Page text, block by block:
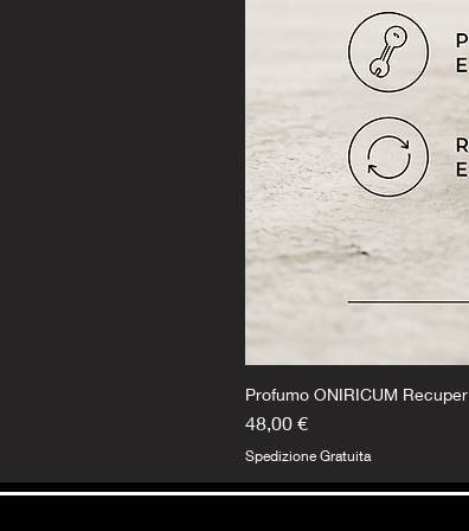
Profumo ONIRICUM Recuper
Prezzo
48,00 €
Spedizione Gratuita